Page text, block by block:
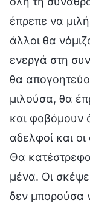
έπρεπε να
άλλοι θα
ενεργά στη
θα
μιλούσα, θα
και φοβόμουν
αδελφοί και
Θα
μένα. Οι
δεν μπορούσα